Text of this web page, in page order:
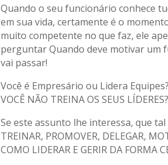
Quando o seu funcionário conhece
em sua vida, certamente é o
muito competente no que faz, ele
perguntar Quando deve motivar um
vai passar!
Você é Empresário ou Lidera
VOCÊ NÃO TREINA OS SEUS LÍDERES?
Se este assunto lhe interessa, que tal
TREINAR, PROMOVER, DELEGAR,
COMO LIDERAR E GERIR DA FORMA